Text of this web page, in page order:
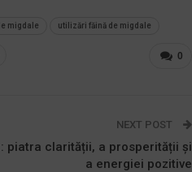
migdale utilizări făină de migdale
0
NEXT POST
piatra clarității, a prosperității și
a energiei pozitive